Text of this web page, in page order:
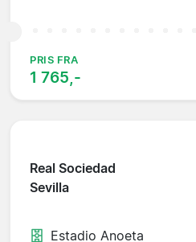
PRIS FRA
1 765,-
Real Sociedad
Sevilla
Estadio Anoeta